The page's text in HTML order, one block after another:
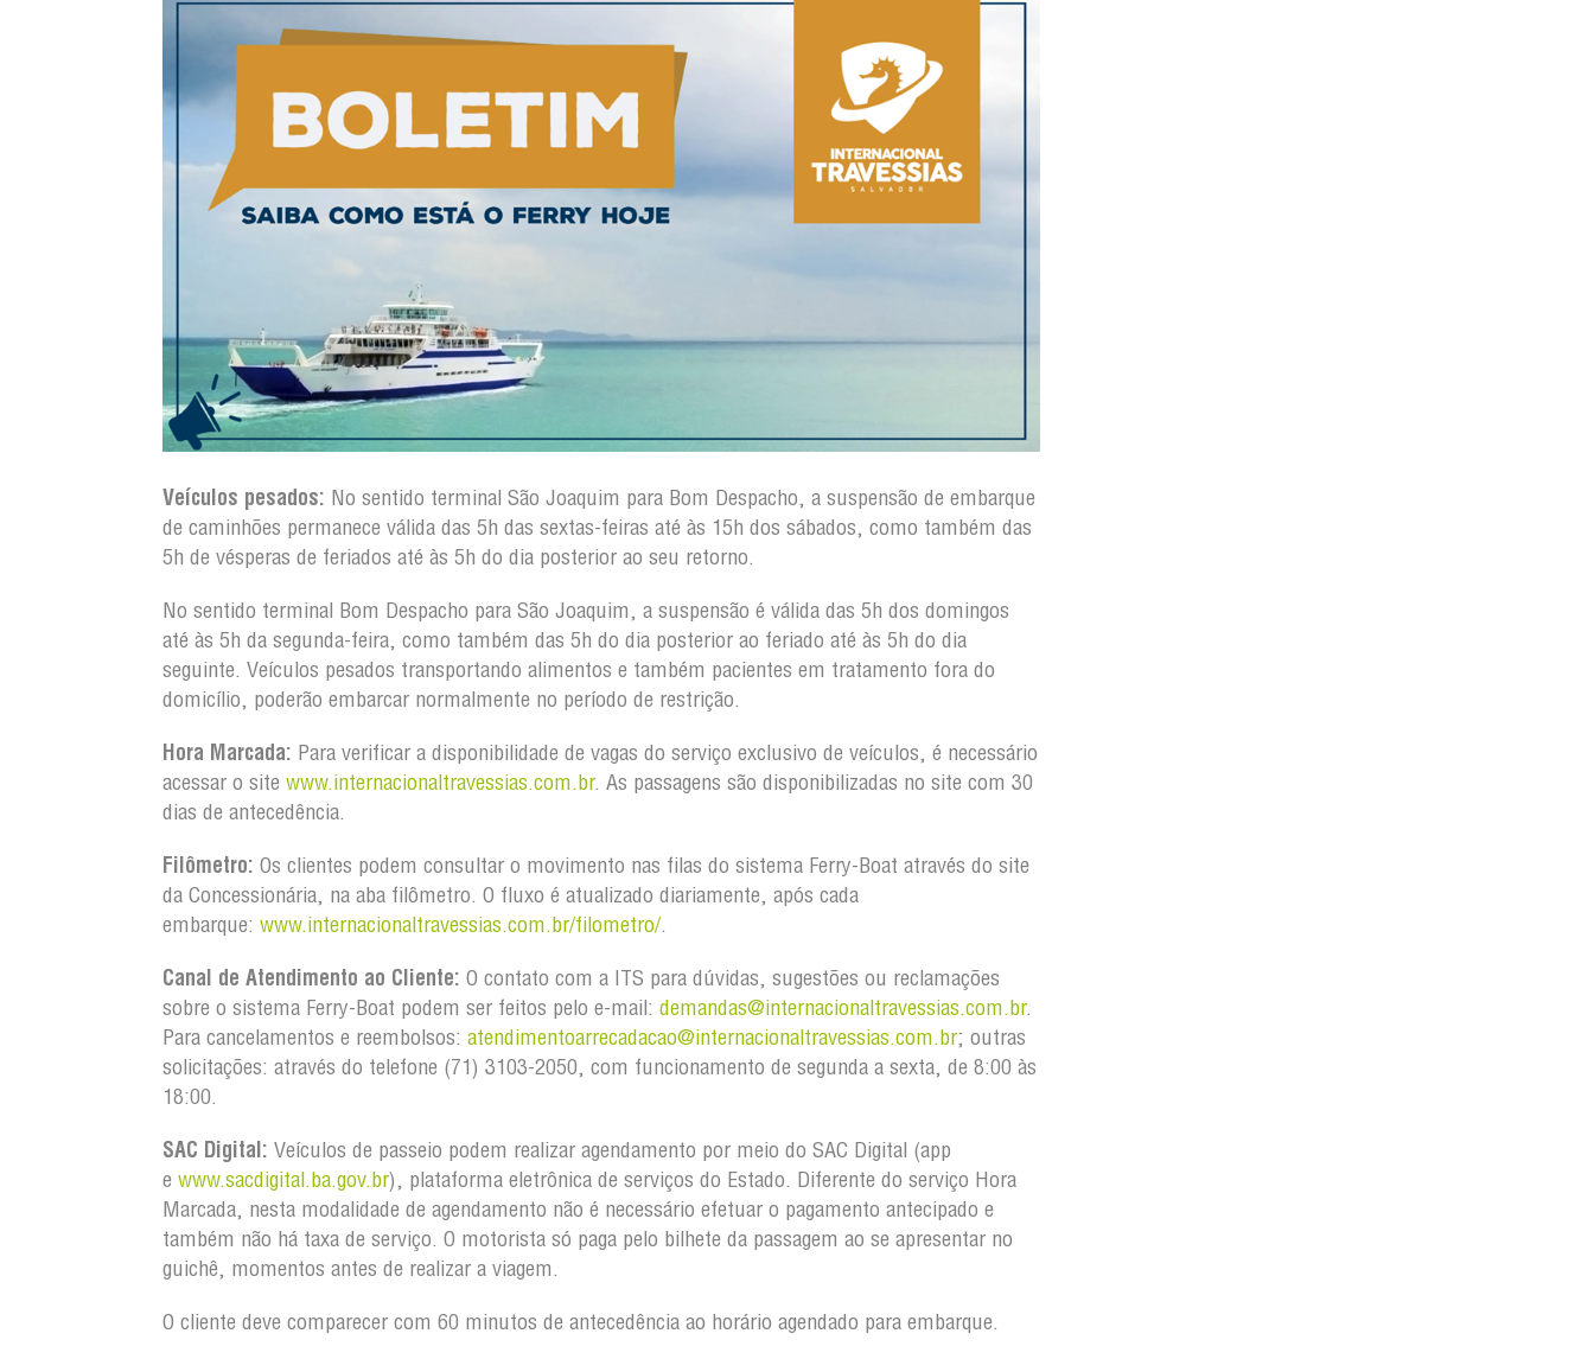
Veículos pesados: No sentido terminal São Joaquim para Bom Despacho, a suspensão de embarque
de caminhões permanece válida das 5h das sextas-feiras até às 15h dos sábados, como também das
5h de vésperas de feriados até às 5h do dia posterior ao seu retorno.
No sentido terminal Bom Despacho para São Joaquim, a suspensão é válida das 5h dos domingos
até às 5h da segunda-feira, como também das 5h do dia posterior ao feriado até às 5h do dia
seguinte. Veículos pesados transportando alimentos e também pacientes em tratamento fora do
domicílio, poderão embarcar normalmente no período de restrição.
Hora Marcada: Para verificar a disponibilidade de vagas do serviço exclusivo de veículos, é necessário
acessar o site www.internacionaltravessias.com.br. As passagens são disponibilizadas no site com 30
dias de antecedência.
Filômetro: Os clientes podem consultar o movimento nas filas do sistema Ferry-Boat através do site
da Concessionária, na aba filômetro. O fluxo é atualizado diariamente, após cada
embarque: www.internacionaltravessias.com.br/filometro/.
Canal de Atendimento ao Cliente: O contato com a ITS para dúvidas, sugestões ou reclamações
sobre o sistema Ferry-Boat podem ser feitos pelo e-mail: demandas@internacionaltravessias.com.br.
Para cancelamentos e reembolsos: atendimentoarrecadacao@internacionaltravessias.com.br; outras
solicitações: através do telefone (71) 3103-2050, com funcionamento de segunda a sexta, de 8:00 às
18:00.
SAC Digital: Veículos de passeio podem realizar agendamento por meio do SAC Digital (app
e www.sacdigital.ba.gov.br), plataforma eletrônica de serviços do Estado. Diferente do serviço Hora
Marcada, nesta modalidade de agendamento não é necessário efetuar o pagamento antecipado e
também não há taxa de serviço. O motorista só paga pelo bilhete da passagem ao se apresentar no
guichê, momentos antes de realizar a viagem.
O cliente deve comparecer com 60 minutos de antecedência ao horário agendado para embarque.